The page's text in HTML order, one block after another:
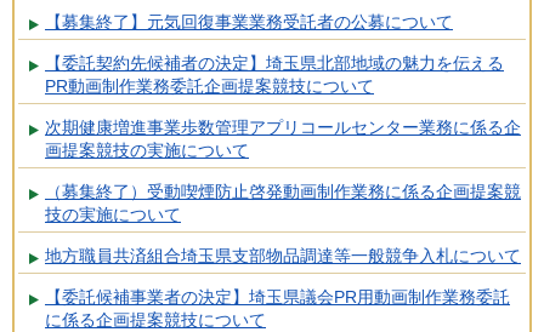
【募集終了】元気回復事業業務受託者の公募について
【委託契約先候補者の決定】埼玉県北部地域の魅力を伝える
PR動画制作業務委託企画提案競技について
次期健康増進事業歩数管理アプリコールセンター業務に係る企
画提案競技の実施について
（募集終了）受動喫煙防止啓発動画制作業務に係る企画提案競
技の実施について
地方職員共済組合埼玉県支部物品調達等一般競争入札について
【委託候補事業者の決定】埼玉県議会PR用動画制作業務委託
に係る企画提案競技について